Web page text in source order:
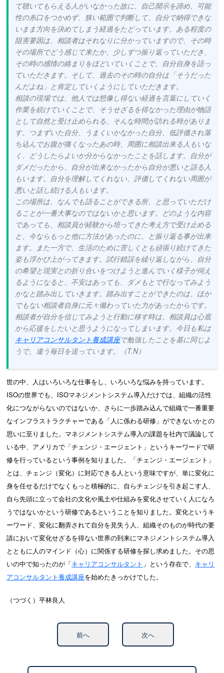
て聴いてもらえる人がいなかった故に、自己開示を諦め、可能
性の糸口をつかめず、狭い範囲で判断して、自分で納得できな
いまま方向を決めてしまう経過をたどっています。ある程度の
阻害要因は、相談者はそれなりに分かっていますので、その時
その場所でどう感じて来たか、少しずつ振り返っていただき、
その時の感情の絡まりをほどいていくことで、自分自身を語っ
ていただきます。そして、過去のその時の自分は「そうだった
んだよね」と肯定していくようにしていただきます。
相談の現場では、他人では想像し得ない経過を言葉にしていく
作業を続けていくことで、そうせざるを得なかった理由が物語
として自然と受け止められる、そんな時間が訪れる時がありま
す。つまずいた自分、うまくいかなかった自分、低評価され落
ち込んでお腹が痛くなったあの時、周囲に相談出来る人もいな
く、どうしたらよいか分からなかったことを話します。自分が
ダメだったから、自分が出来なかったから自分が悪いと語る人
もいます。自分を理解してくれない、評価してくれない周囲が
悪いと話し続ける人もいます。
この場所は、なんでも語ることができる所、と思っていただけ
ることが一番大事なのではないかと思います。どのような内容
であっても、相談員が経験から培ってきた考え方で受け止める
と、今ならもっと他に方法があったのに、と振り返る事が出来
ます。また一方で、生活のために苦しくとも頑張り続けてきた
姿も浮かび上がってきます。試行錯誤を繰り返しながら、自分
の希望と現実との折り合いをつけようと進んでいく様子が伺え
るようになると、不安はあっても、ダメもとで行なってみよう
かなと踏み出していきます。踏み出すことができたのは、ほか
でもない相談者自身に元々備わっていた力があったからです。
相談者が自分を信じてみようと行動に移す時は、相談員は心底
から応援をしたいと思うようになってしまいます。今日も私は
キャリアコンサルタント養成講座で勉強したことを基に同じよ
うで、違う毎日を送っています。（T.N）
世の中、人はいろいろな仕事をし、いろいろな悩みを持っています。
ISOの世界でも、ISOマネジメントシステム導入だけでは、組織の活性
化につながらないのではないか、さらに一歩踏み込んで組織で一番重要
なインフラストラクチャーである「人に係わる研修」ができないかとの
思いに至りました。マネジメントシステム導入の課題を社内で議論して
いる中、アメリカで「チェンジ・エージェント」というキーワードで研
修を行っているという事例を知りました。「チェンジ・エージェント」
とは、チェンジ（変化）に対応できる人という意味ですが、単に変化に
身を任せるだけでなくもっと積極的に、自らチェンジを引き起こす人、
自ら先頭に立って会社の文化や風土や仕組みを変化させていく人になろ
うではないかという研修であるということを知りました。変化というキ
ーワード、変化に翻弄されて自分を見失う人、組織そのものが時代の要
請において変化せざるを得ない世界の到来にマネジメントシステム導入
とともに人のマインド（心）に関係する研修を探し求めました。その思
いの中で知ったのが「キャリアコンサルタント 」という存在で、 キャリ
アコンサルタント養成講座を始めたきっかけでした。
（つづく）平林良人
前へ 次へ